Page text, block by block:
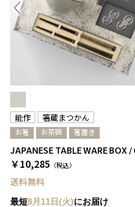
能作 箸蔵まつかん
お箸 お茶碗 箸置き
￥10,285 （税込）
送料無料
最短8月11日(火)にお届け